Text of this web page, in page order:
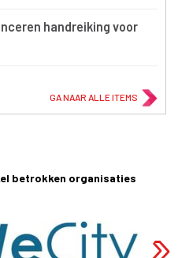
handreiking voor
GA NAAR ALLE ITEMS
betrokken organisaties